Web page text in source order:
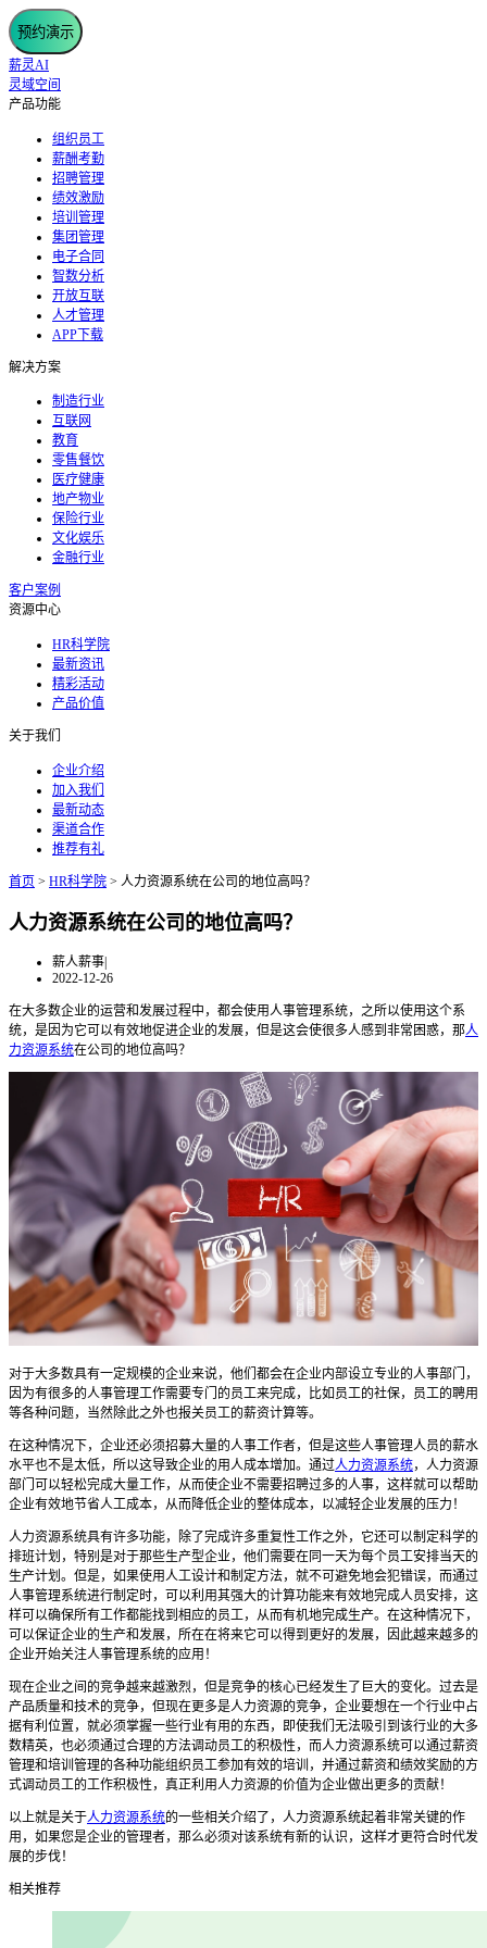
预约演示
薪灵AI
灵域空间
产品功能
组织员工
薪酬考勤
招聘管理
绩效激励
培训管理
集团管理
电子合同
智数分析
开放互联
人才管理
APP下载
解决方案
制造行业
互联网
教育
零售餐饮
医疗健康
地产物业
保险行业
文化娱乐
金融行业
客户案例
资源中心
HR科学院
最新资讯
精彩活动
产品价值
关于我们
企业介绍
加入我们
最新动态
渠道合作
推荐有礼
首页 > HR科学院 > 人力资源系统在公司的地位高吗？
人力资源系统在公司的地位高吗？
薪人薪事|
2022-12-26
在大多数企业的运营和发展过程中，都会使用人事管理系统，之所以使用这个系
统，是因为它可以有效地促进企业的发展，但是这会使很多人感到非常困惑，那人
力资源系统在公司的地位高吗？
对于大多数具有一定规模的企业来说，他们都会在企业内部设立专业的人事部门，
因为有很多的人事管理工作需要专门的员工来完成，比如员工的社保，员工的聘用
等各种问题，当然除此之外也报关员工的薪资计算等。
在这种情况下，企业还必须招募大量的人事工作者，但是这些人事管理人员的薪水
水平也不是太低，所以这导致企业的用人成本增加。通过人力资源系统，人力资源
部门可以轻松完成大量工作，从而使企业不需要招聘过多的人事，这样就可以帮助
企业有效地节省人工成本，从而降低企业的整体成本，以减轻企业发展的压力！
人力资源系统具有许多功能，除了完成许多重复性工作之外，它还可以制定科学的
排班计划，特别是对于那些生产型企业，他们需要在同一天为每个员工安排当天的
生产计划。但是，如果使用人工设计和制定方法，就不可避免地会犯错误，而通过
人事管理系统进行制定时，可以利用其强大的计算功能来有效地完成人员安排，这
样可以确保所有工作都能找到相应的员工，从而有机地完成生产。在这种情况下，
可以保证企业的生产和发展，所在在将来它可以得到更好的发展，因此越来越多的
企业开始关注人事管理系统的应用！
现在企业之间的竞争越来越激烈，但是竞争的核心已经发生了巨大的变化。过去是
产品质量和技术的竞争，但现在更多是人力资源的竞争，企业要想在一个行业中占
据有利位置，就必须掌握一些行业有用的东西，即使我们无法吸引到该行业的大多
数精英，也必须通过合理的方法调动员工的积极性，而人力资源系统可以通过薪资
管理和培训管理的各种功能组织员工参加有效的培训，并通过薪资和绩效奖励的方
式调动员工的工作积极性，真正利用人力资源的价值为企业做出更多的贡献！
以上就是关于人力资源系统的一些相关介绍了，人力资源系统起着非常关键的作
用，如果您是企业的管理者，那么必须对该系统有新的认识，这样才更符合时代发
展的步伐！
相关推荐